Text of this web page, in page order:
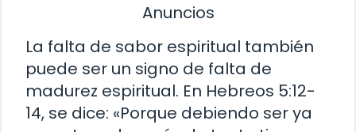
Anuncios
La falta de sabor espiritual también
puede ser un signo de falta de
madurez espiritual. En Hebreos 5:12-
14, se dice: «Porque debiendo ser ya